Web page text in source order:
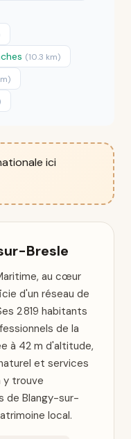
(10.3 km)
ici
Bresle
au cœur
d'un réseau de
2 819 habitants
de la
à 42 m d'altitude,
et services
y trouve
de Blangy-sur-
local.